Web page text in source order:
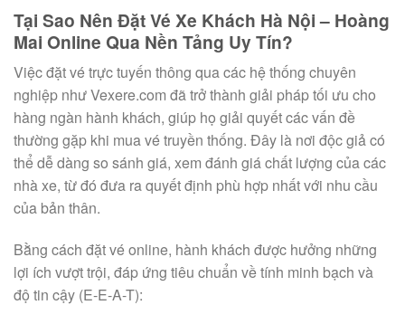
Tại Sao Nên Đặt Vé Xe Khách Hà Nội – Hoàng
Mai Online Qua Nền Tảng Uy Tín?
Việc đặt vé trực tuyến thông qua các hệ thống chuyên
nghiệp như Vexere.com đã trở thành giải pháp tối ưu cho
hàng ngàn hành khách, giúp họ giải quyết các vấn đề
thường gặp khi mua vé truyền thống. Đây là nơi độc giả có
thể dễ dàng so sánh giá, xem đánh giá chất lượng của các
nhà xe, từ đó đưa ra quyết định phù hợp nhất với nhu cầu
của bản thân.
Bằng cách đặt vé online, hành khách được hưởng những
lợi ích vượt trội, đáp ứng tiêu chuẩn về tính minh bạch và
độ tin cậy (E-E-A-T):